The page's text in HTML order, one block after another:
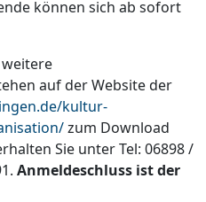
können sich ab sofort
auf der Website der
kultur-
zum Download
Sie unter Tel: 06898 /
Anmeldeschluss ist der